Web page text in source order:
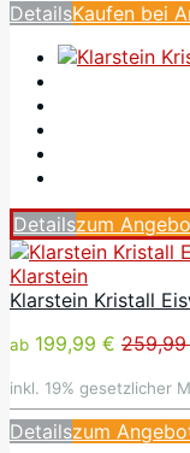
DetailsKaufen bei
Detailszum
Klarstein
Klarstein Kristall
ab 199,99 €
inkl. 19% gesetzlicher
Detailszum